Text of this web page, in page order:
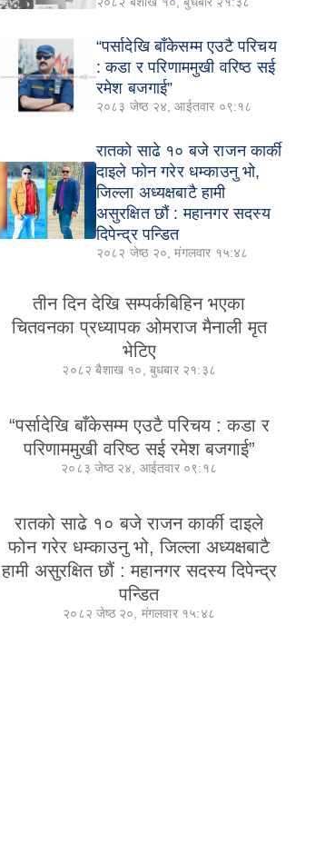
“पर्सादेखि बाँकेसम्म एउटै परिचय
: कडा र परिणाममुखी वरिष्ठ सई
रमेश बजगाई”
२०८३ जेष्ठ २४, आईतवार ०९:१८
रातको साढे १० बजे राजन कार्की
दाइले फोन गरेर धम्काउनु भो,
जिल्ला अध्यक्षबाटै हामी
असुरक्षित छौं : महानगर सदस्य
दिपेन्द्र पन्डित
२०८२ जेष्ठ २०, मंगलवार १५:४८
तीन दिन देखि सम्पर्कबिहिन भएका
चितवनका प्रध्यापक ओमराज मैनाली मृत
भेटिए
२०८२ बैशाख १०, बुधबार २१:३८
“पर्सादेखि बाँकेसम्म एउटै परिचय : कडा र
परिणाममुखी वरिष्ठ सई रमेश बजगाई”
२०८३ जेष्ठ २४, आईतवार ०९:१८
रातको साढे १० बजे राजन कार्की दाइले
फोन गरेर धम्काउनु भो, जिल्ला अध्यक्षबाटै
हामी असुरक्षित छौं : महानगर सदस्य दिपेन्द्र
पन्डित
२०८२ जेष्ठ २०, मंगलवार १५:४८